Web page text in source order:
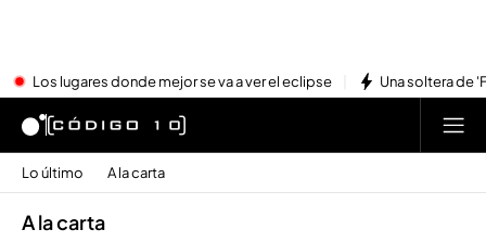
Los lugares donde mejor se va a ver el eclipse Una soltera de
Lo último A la carta
A la carta